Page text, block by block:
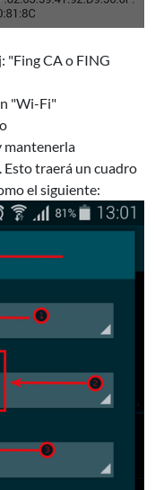
"Fing CA o FING
"Wi-Fi"
mantenerla
Esto traerá un cuadro
el siguiente: